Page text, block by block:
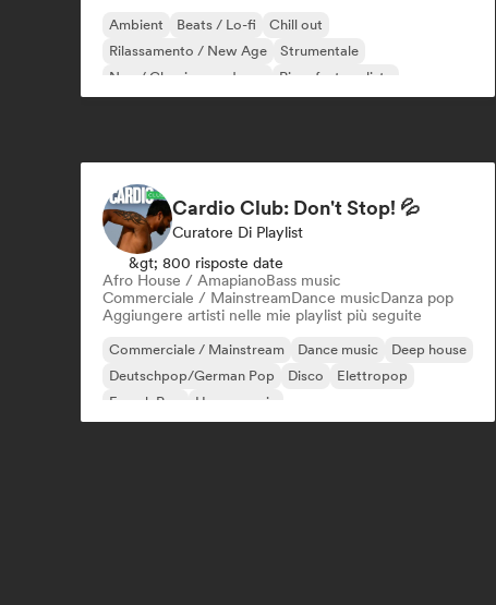
Ambient Beats / Lo-fi
Chill out
Rilassamento / New Age
Strumentale
Neo / Classico moderno
Pianoforte solista
Cardio Club: Don't Stop! 💦
Curatore Di Playlist
&gt; 800 risposte date
Afro House / AmapianoBass music
Commerciale / MainstreamDance musicDanza pop
Aggiungere artisti nelle mie playlist più seguite
Commerciale / Mainstream Dance music
Deep house
Deutschpop/German Pop
Disco
Elettropop
French Pop
House music